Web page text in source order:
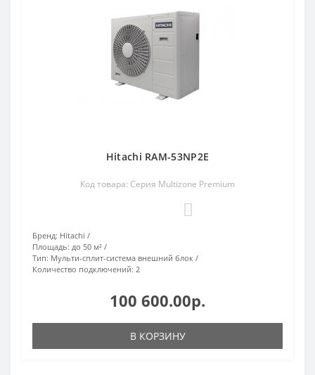
Hitachi RAM-53NP2E
Код товара: Серия Multizone Premium
Бренд: Hitachi
Площадь: до 50 м²
Тип: Мульти-сплит-система внешний блок
Количество подключений: 2
100 600.00р.
В КОРЗИНУ